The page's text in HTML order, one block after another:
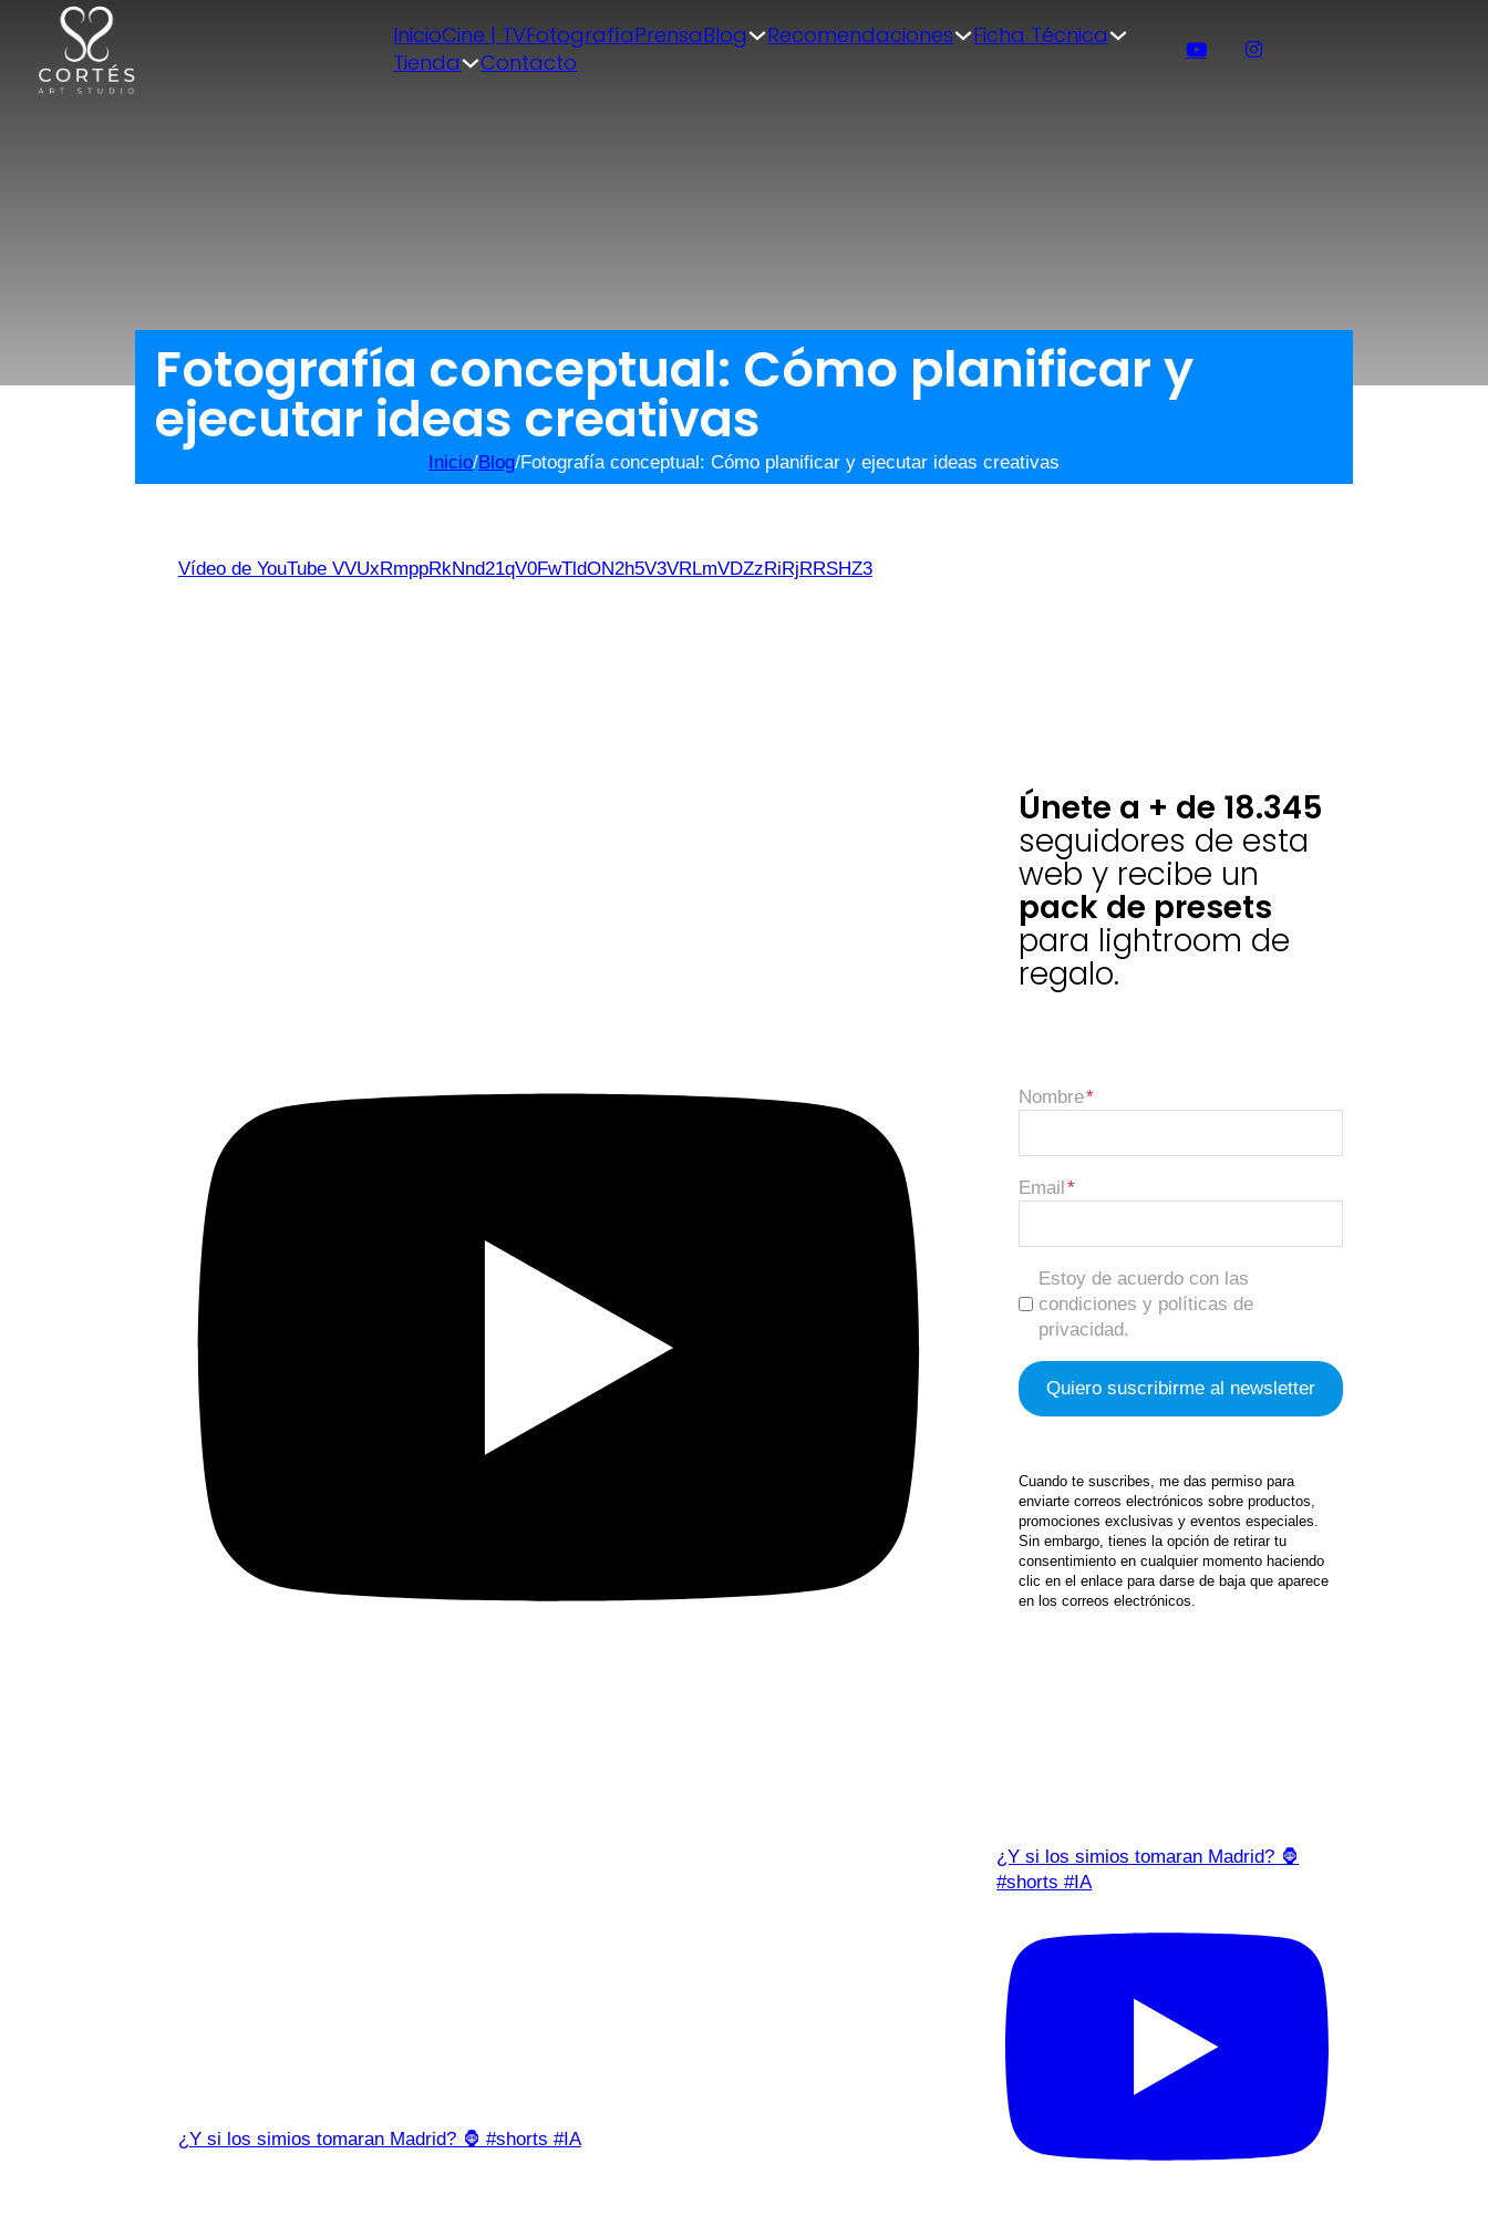
InicioCine | TVFotografíaPrensaBlog Recomendaciones
Ficha Técnica
Tienda
Contacto
Fotografía conceptual: Cómo planificar y
ejecutar ideas creativas
Inicio/Blog/Fotografía conceptual: Cómo planificar y ejecutar ideas creativas
Vídeo de YouTube VVUxRmppRkNnd21qV0FwTldON2h5V3VRLmVDZzRiRjRRSHZ3
¿Y si los simios tomaran Madrid? 🦍 #shorts #IA
Únete a + de 18.345
seguidores de esta
web y recibe un
pack de presets
para lightroom de
regalo.
Nombre
Email
Estoy de acuerdo con las
condiciones y políticas de
privacidad.
Cuando te suscribes, me das permiso para
enviarte correos electrónicos sobre productos,
promociones exclusivas y eventos especiales.
Sin embargo, tienes la opción de retirar tu
consentimiento en cualquier momento haciendo
clic en el enlace para darse de baja que aparece
en los correos electrónicos.
¿Y si los simios tomaran Madrid? 🦍
#shorts #IA